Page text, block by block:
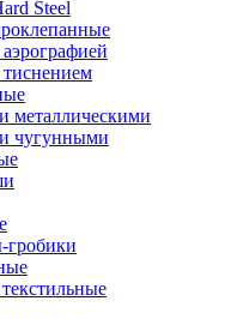
Steel
металлическими
чугунными